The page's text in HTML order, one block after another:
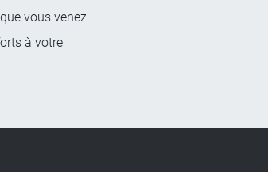
vous venez
à votre